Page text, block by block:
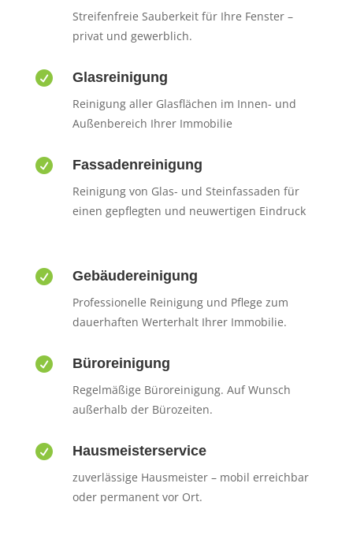
Streifenfreie Sauberkeit für Ihre Fenster –
privat und gewerblich.
 Glasreinigung
Reinigung aller Glasflächen im Innen- und
Außenbereich Ihrer Immobilie
 Fassadenreinigung
Reinigung von Glas- und Steinfassaden für
einen gepflegten und neuwertigen Eindruck
 Gebäudereinigung
Professionelle Reinigung und Pflege zum
dauerhaften Werterhalt Ihrer Immobilie.
 Büroreinigung
Regelmäßige Büroreinigung. Auf Wunsch
außerhalb der Bürozeiten.
 Hausmeisterservice
zuverlässige Hausmeister – mobil erreichbar
oder permanent vor Ort.